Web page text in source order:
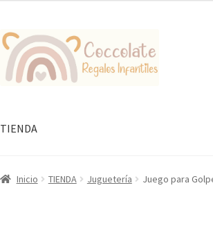
Ir
la
Ir
al
contenido
TIENDA
Inicio TIENDA Juguetería Juego para